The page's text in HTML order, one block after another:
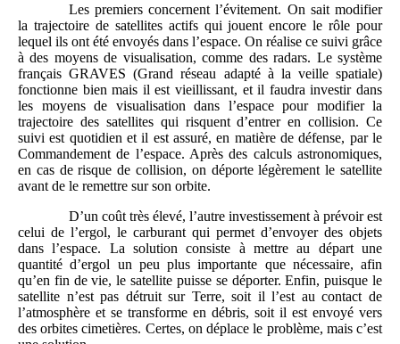
Les premiers concernent l’évitement. On sait modifier
la trajectoire de satellites actifs qui jouent encore le rôle pour
lequel ils ont été envoyés dans l’espace. On réalise ce suivi grâce
à des moyens de visualisation, comme des radars. Le système
français GRAVES (Grand réseau adapté à la veille spatiale)
fonctionne bien mais il est vieillissant, et il faudra investir dans
les moyens de visualisation dans l’espace pour modifier la
trajectoire des satellites qui risquent d’entrer en collision. Ce
suivi est quotidien et il est assuré, en matière de défense, par le
Commandement de l’espace. Après des calculs astronomiques,
en cas de risque de collision, on déporte légèrement le satellite
avant de le remettre sur son orbite.
D’un coût très élevé, l’autre investissement à prévoir est
celui de l’ergol, le carburant qui permet d’envoyer des objets
dans l’espace. La solution consiste à mettre au départ une
quantité d’ergol un peu plus importante que nécessaire, afin
qu’en fin de vie, le satellite puisse se déporter. Enfin, puisque le
satellite n’est pas détruit sur Terre, soit il l’est au contact de
l’atmosphère et se transforme en débris, soit il est envoyé vers
des orbites cimetières. Certes, on déplace le problème, mais c’est